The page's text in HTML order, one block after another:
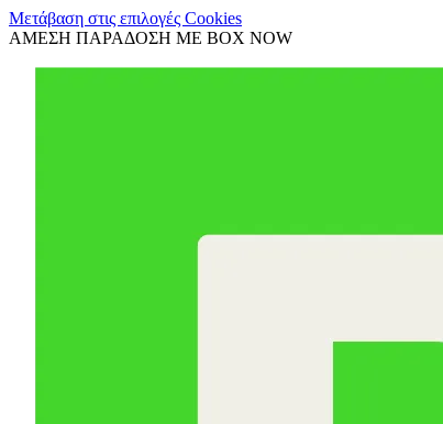
Μετάβαση στις επιλογές Cookies
ΑΜΕΣΗ ΠΑΡΑΔΟΣΗ ΜΕ BOX NOW